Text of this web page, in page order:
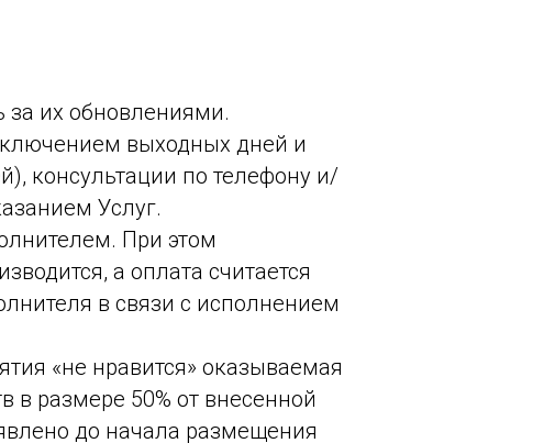
за их обновлениями.
выходных дней и
консультации по телефону и/
Услуг.
При этом
а оплата считается
в связи с исполнением
«не нравится» оказываемая
в размере 50% от внесенной
до начала размещения